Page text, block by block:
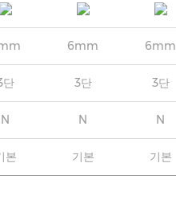
6mm 6mm
단 3단 3단
N N N
본 기본 기본